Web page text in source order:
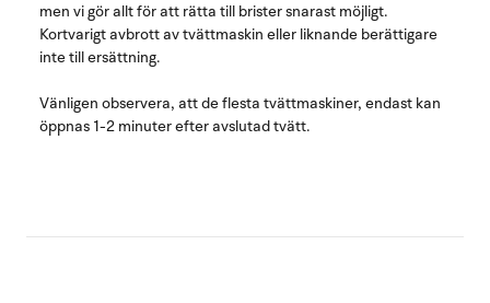
men vi gör allt för att rätta till brister snarast möjligt.
Kortvarigt avbrott av tvättmaskin eller liknande berättigare
inte till ersättning.
Vänligen observera, att de flesta tvättmaskiner, endast kan
öppnas 1-2 minuter efter avslutad tvätt.